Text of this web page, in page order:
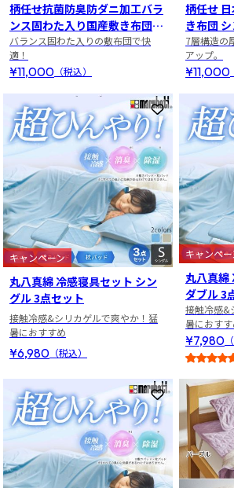
柄任せ抗菌防臭防ダニ加工バラ
ンス固わた入り国産敷き布団シ
ングル2色組
バランス固わた入りの敷布団で快
適！
¥11,000 （税込）
柄任せ
き布団
7層構造の
アップ。
¥11,000
お気に入りに
キャンペーン
丸八真綿 冷感寝具セット シン
グル 3点セット
接触冷感&シリカゲルで爽やか！猛
暑におすすめ
¥6,980 （税込）
キャンペー
丸八真綿
ダブル 3
接触冷感&
暑におす
¥7,980
お気に入りに